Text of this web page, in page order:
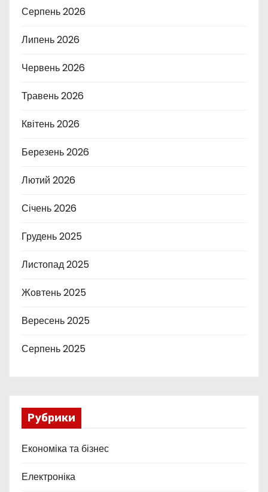
Серпень 2026
Липень 2026
Червень 2026
Травень 2026
Квітень 2026
Березень 2026
Лютий 2026
Січень 2026
Грудень 2025
Листопад 2025
Жовтень 2025
Вересень 2025
Серпень 2025
Рубрики
Економіка та бізнес
Електроніка